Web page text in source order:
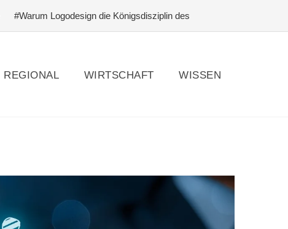
#Warum Logodesign die Königsdisziplin des
REGIONAL WIRTSCHAFT WISSEN